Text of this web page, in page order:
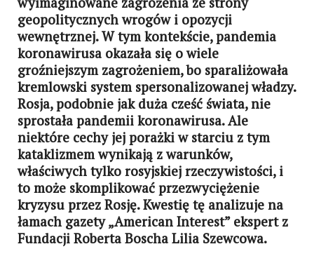
geopolitycznych wrogów i opozycji
wewnętrznej. W tym kontekście, pandemia
koronawirusa okazała się o wiele
groźniejszym zagrożeniem, bo sparaliżowała
kremlowski system spersonalizowanej władzy.
Rosja, podobnie jak duża cześć świata, nie
sprostała pandemii koronawirusa. Ale
niektóre cechy jej porażki w starciu z tym
kataklizmem wynikają z warunków,
właściwych tylko rosyjskiej rzeczywistości, i
to może skomplikować przezwyciężenie
kryzysu przez Rosję. Kwestię tę analizuje na
łamach gazety „American Interest” ekspert z
Fundacji Roberta Boscha Lilia Szewcowa.